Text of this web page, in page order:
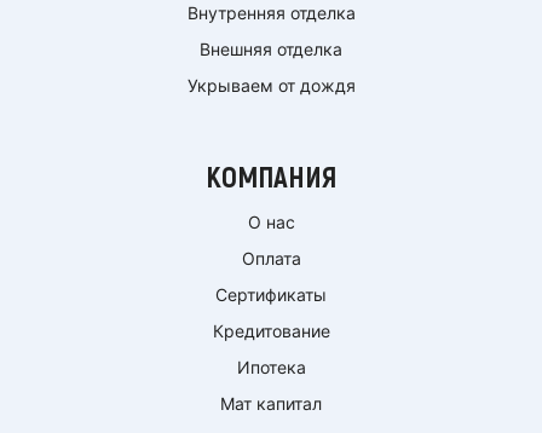
Внутренняя отделка
Внешняя отделка
Укрываем от дождя
КОМПАНИЯ
О нас
Оплата
Сертификаты
Кредитование
Ипотека
Мат капитал